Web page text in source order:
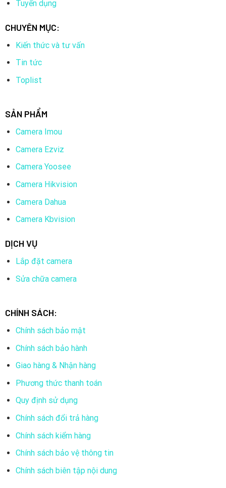
Tuyển dụng
CHUYÊN MỤC:
Kiến thức và tư vấn
Tin tức
Toplist
SẢN PHẨM
Camera Imou
Camera Ezviz
Camera Yoosee
Camera Hikvision
Camera Dahua
Camera Kbvision
DỊCH VỤ
Lắp đặt camera
Sửa chữa camera
CHÍNH SÁCH:
Chính sách bảo mật
Chính sách bảo hành
Giao hàng & Nhận hàng
Phương thức thanh toán
Quy định sử dụng
Chính sách đổi trả hàng
Chính sách kiểm hàng
Chính sách bảo vệ thông tin
Chính sách biên tập nội dung